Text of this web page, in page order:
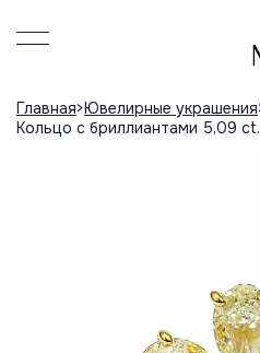
Главная Ювелирные украшения
Кольцо с бриллиантами 5,09 ct.